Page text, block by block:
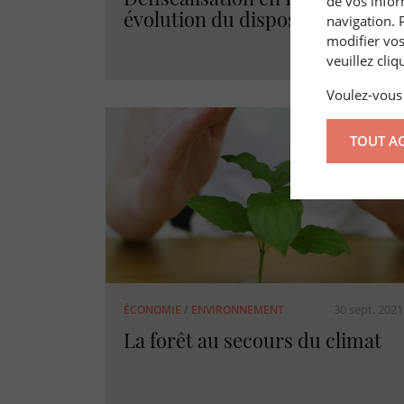
évolution du dispositif D.E.F.I.
ÉCONOMIE / ENVIRONNEMENT 30 sept. 2021
La forêt au secours du climat
navigation.
modifier
veuillez
Voulez-
TOUT